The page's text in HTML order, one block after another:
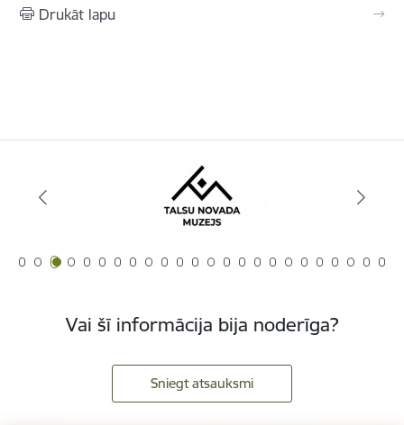
Drukāt lapu
Vai šī informācija bija noderīga?
Sniegt atsauksmi